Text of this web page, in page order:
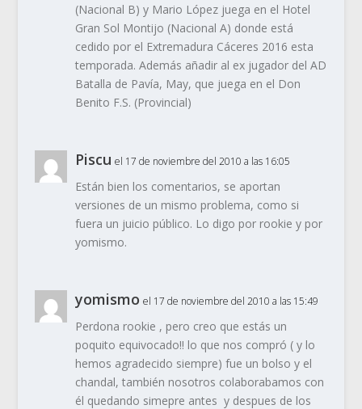
(Nacional B) y Mario López juega en el Hotel
Gran Sol Montijo (Nacional A) donde está
cedido por el Extremadura Cáceres 2016 esta
temporada. Además añadir al ex jugador del AD
Batalla de Pavía, May, que juega en el Don
Benito F.S. (Provincial)
Piscu el 17 de noviembre del 2010 a las 16:05
Están bien los comentarios, se aportan
versiones de un mismo problema, como si
fuera un juicio público. Lo digo por rookie y por
yomismo.
yomismo el 17 de noviembre del 2010 a las 15:49
Perdona rookie , pero creo que estás un
poquito equivocado!! lo que nos compró ( y lo
hemos agradecido siempre) fue un bolso y el
chandal, también nosotros colaborabamos con
él quedando simepre antes y despues de los